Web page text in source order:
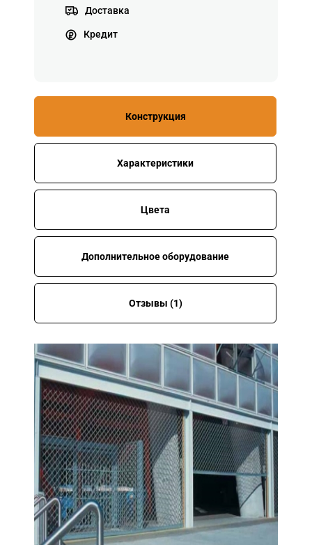
Доставка
Кредит
Конструкция
Характеристики
Цвета
Дополнительное оборудование
Отзывы (1)